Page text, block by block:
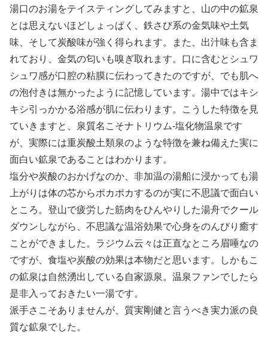
湯口のお湯をテイスティングしてみますと、山の中の鉱泉
とは思えないほどしょっぱく、鉄さび系の金気味や土気
味、そして炭酸味が強く得られます。また、出汁味も含ま
れており、金気の匂いも嗅ぎ取れます。口に含むとシュワ
シュワ感が口腔の粘膜に伝わってきたのですが、でも肌へ
の泡付きは無かったように記憶しています。湯中ではキシ
キシ引っかかる浴感が肌に伝わります。こうした特徴を見
ていきますと、泉質名こそナトリウム-塩化物温泉です
が、実際には重炭酸土類泉のような特徴を兼ね備えた実に
面白い鉱泉であることはわかります。
塩分や炭酸のおかげなのか、非加温の湯船に浸かっても湯
上がりは体の芯からポカポカするのが実に不思議で面白い
ところ。登山で疲労した筋肉をひんやりした湯舟でクール
ダウンしながら、不思議な温浴効果で心身をのんびり癒す
ことができました。ラジウム云々は正直なところ眉唾なの
ですが、食塩や炭酸の効果は本物だと思います。しかもこ
の鉱泉は自然湧出している自家源泉。温泉ファンでしたら
是非入っておきたい一湯です。
派手さこそありませんが、質実剛健と言うべき実力派の良
質な鉱泉でした。